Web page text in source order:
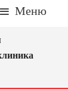
Меню